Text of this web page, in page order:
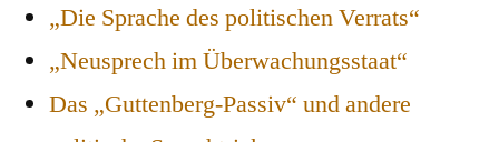
„Die Sprache des politischen Verrats“
„Neusprech im Überwachungsstaat“
Das „Guttenberg-Passiv“ und andere